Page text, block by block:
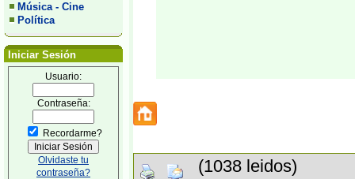
Música - Cine
Política
Iniciar Sesión
Usuario:
Contraseña:
Recordarme?
Olvidaste tu
contraseña?
(1038 leidos)